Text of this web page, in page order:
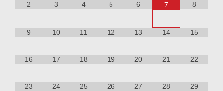
2 3 4 5 6 7 8
9 10 11 12 13 14 15
16 17 18 19 20 21 22
23 24 25 26 27 28 29